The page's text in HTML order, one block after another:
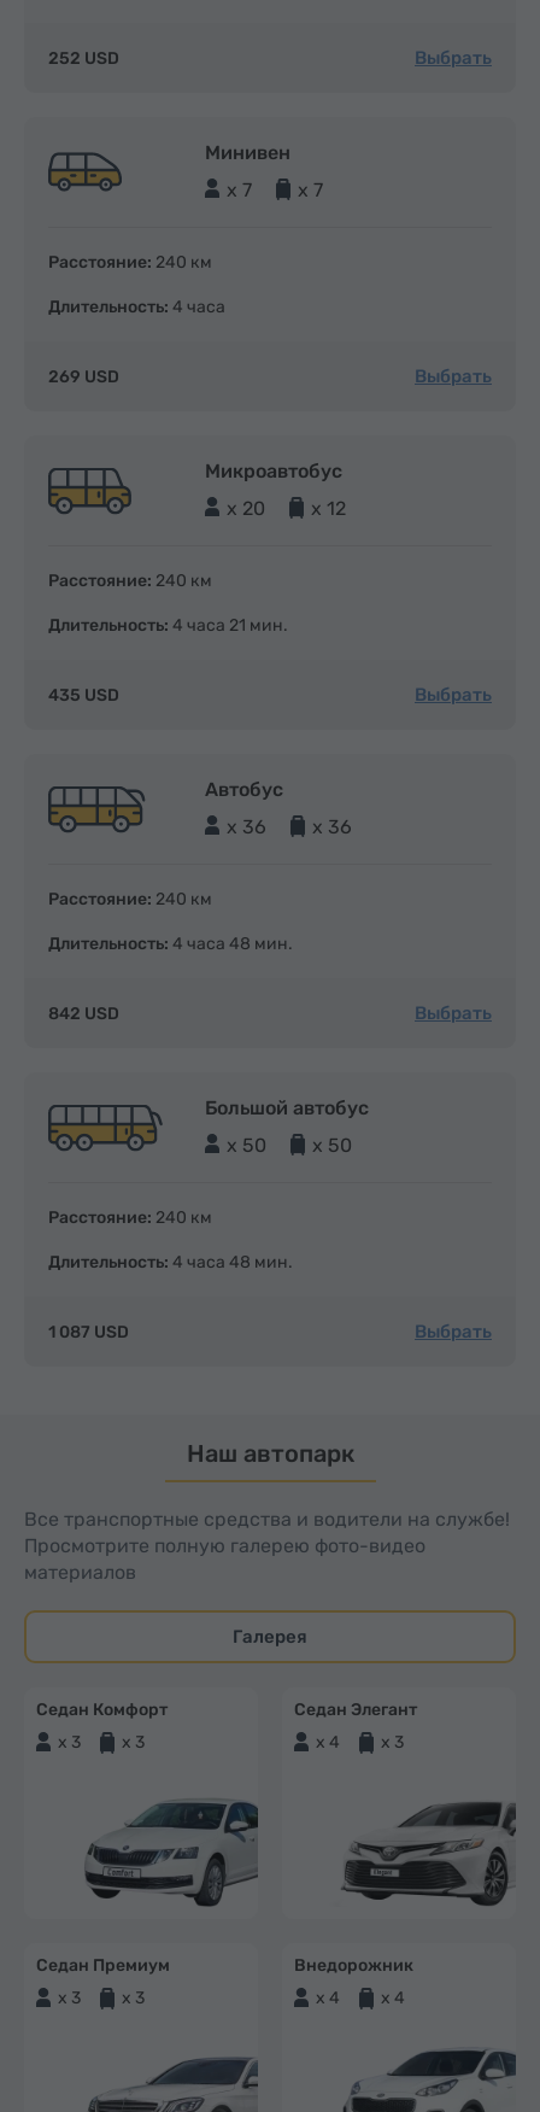
252 USD Выбрать
Минивен
x 7
x 7
Расстояние: 240 км
Длительность: 4 часа
269 USD Выбрать
Микроавтобус
x 20
x 12
Расстояние: 240 км
Длительность: 4 часа 21 мин.
435 USD Выбрать
Автобус
x 36
x 36
Расстояние: 240 км
Длительность: 4 часа 48 мин.
842 USD Выбрать
Большой автобус
x 50
x 50
Расстояние: 240 км
Длительность: 4 часа 48 мин.
1 087 USD Выбрать
Наш автопарк
Все транспортные средства и водители на службе!
Просмотрите полную галерею фото-видео
материалов
Галерея
Седан Комфорт
x 3
x 3
Седан Элегант
x 4
x 3
Седан Премиум
x 3
x 3
Внедорожник
x 4
x 4